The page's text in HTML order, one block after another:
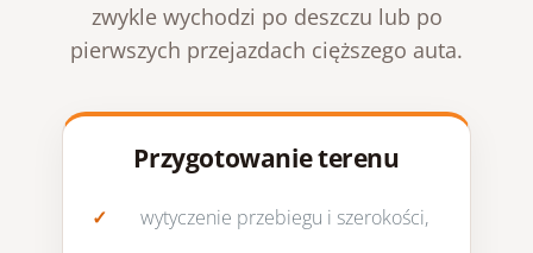
zwykle wychodzi po deszczu lub po
pierwszych przejazdach cięższego auta.
Przygotowanie terenu
wytyczenie przebiegu i szerokości,